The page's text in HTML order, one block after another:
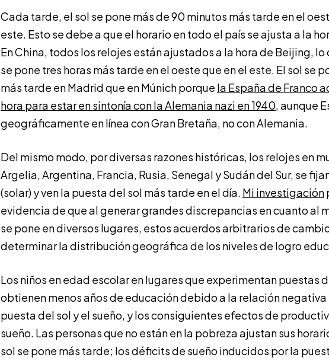
Cada tarde, el sol se pone más de 90 minutos más tarde en el
este. Esto se debe a que el horario en todo el país se ajusta a la
En China, todos los relojes están ajustados a la hora de Beijing,
se pone tres horas más tarde en el oeste que en el este. El sol se
más tarde en Madrid que en Múnich porque la España de Franco
hora para estar en sintonía con la Alemania nazi en 1940, aunque
geográficamente en línea con Gran Bretaña, no con Alemania.
Del mismo modo, por diversas razones históricas, los relojes en
Argelia, Argentina, Francia, Rusia, Senegal y Sudán del Sur, se
(solar) y ven la puesta del sol más tarde en el día. Mi investigación
evidencia de que al generar grandes discrepancias en cuanto al
se pone en diversos lugares, estos acuerdos arbitrarios de
determinar la distribución geográfica de los niveles de logro
Los niños en edad escolar en lugares que experimentan puestas
obtienen menos años de educación debido a la relación negativa
puesta del sol y el sueño, y los consiguientes efectos de
sueño. Las personas que no están en la pobreza ajustan sus
sol se pone más tarde; los déficits de sueño inducidos por la